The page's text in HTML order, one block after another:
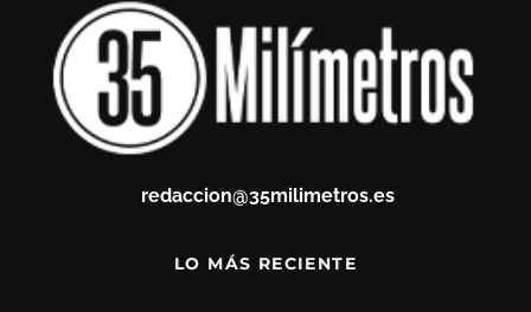
redaccion@35milimetros.es
LO MÁS RECIENTE